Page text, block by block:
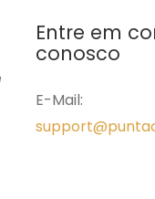
Entre em
conosco
E-Mail: